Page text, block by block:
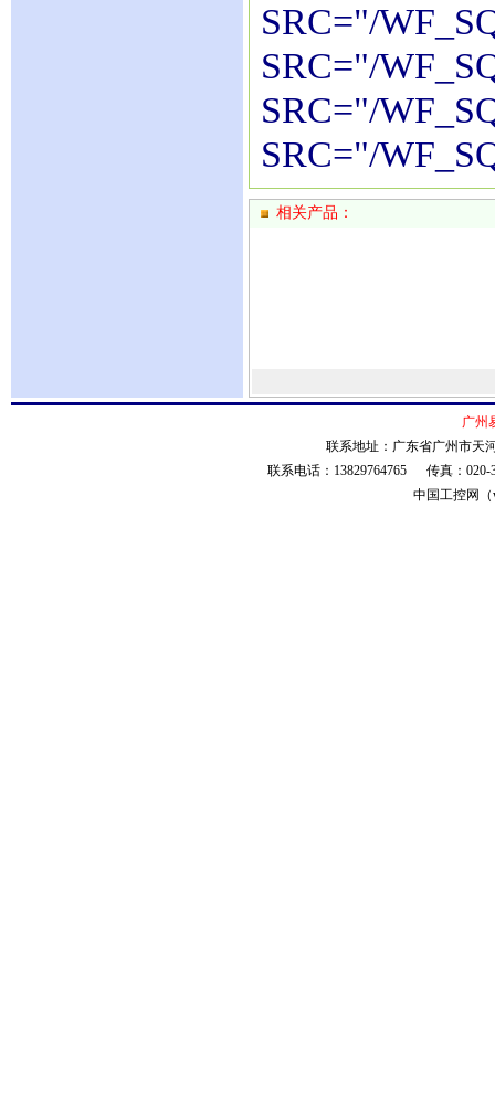
SRC="/
SRC="/
SRC="/
SRC="/
相关产品：
广州
联系地址：广东省广州市
联系电话：13829764765 传真：
中国工控网（